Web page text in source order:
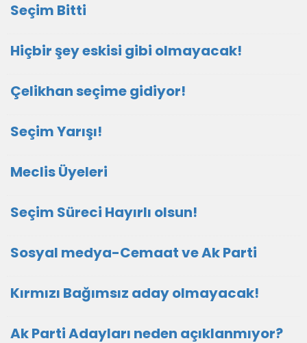
Seçim Bitti
Hiçbir şey eskisi gibi olmayacak!
Çelikhan seçime gidiyor!
Seçim Yarışı!
Meclis Üyeleri
Seçim Süreci Hayırlı olsun!
Sosyal medya-Cemaat ve Ak Parti
Kırmızı Bağımsız aday olmayacak!
Ak Parti Adayları neden açıklanmıyor?